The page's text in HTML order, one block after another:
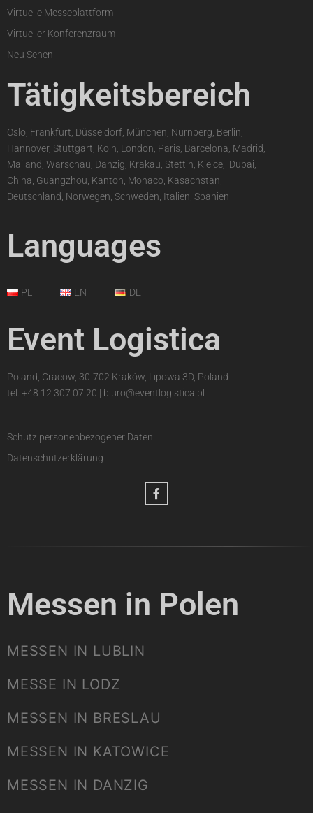
Virtuelle Messeplattform
Virtueller Konferenzraum
Neu Sehen
Tätigkeitsbereich
Oslo, Frankfurt, Düsseldorf, München, Nürnberg, Berlin,
Hannover, Stuttgart, Köln, London, Paris, Barcelona, Madrid,
Mailand, Warschau, Danzig, Krakau, Stettin, Kielce,
Dubai,
China, Guangzhou, Kanton, Monaco, Kasachstan,
Deutschland, Norwegen, Schweden, Italien, Spanien
Languages
PL EN DE
Event Logistica
Poland, Cracow, 30-702 Kraków, Lipowa 3D, Poland
tel. +48 12 307 07 20 | biuro@eventlogistica.pl
Schutz personenbezogener Daten
Datenschutzerklärung
Messen in Polen
MESSEN IN LUBLIN
MESSE IN LODZ
MESSEN IN BRESLAU
MESSEN IN KATOWICE
MESSEN IN DANZIG